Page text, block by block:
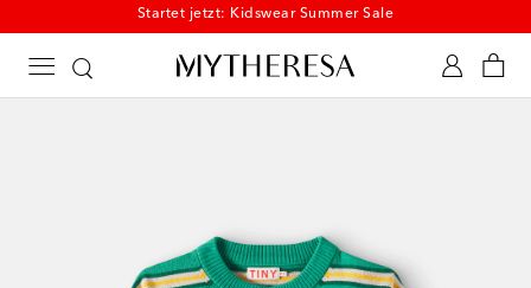
Startet jetzt: Kidswear Summer Sale